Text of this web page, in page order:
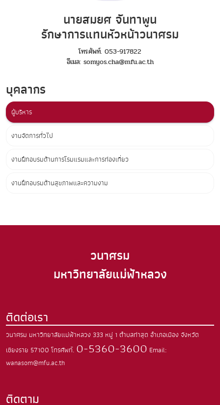
นายสมยศ จันทาพูน
รักษาการแทนหัวหน้าวนาศรม
โทรศัพท์. 053-917822
อีเมล: somyos.cha@mfu.ac.th
บุคลากร
ผู้บริหาร
งานจัดการทั่วไป
งานฝึกอบรมด้านการโรมแรมและการท่องเที่ยว
งานฝึกอบรมด้านสุขภาพและความงาม
วนาศรม
มหาวิทยาลัยแม่ฟ้าหลวง
ติดต่อเรา
วนาศรม มหาวิทยาลัยแม่ฟ้าหลวง 333 หมู่ 1 ตำบลท่าสุด อำเภอเมือง จังหวัด
เชียงราย 57100 โทรศัพท์. 0-5360-3600 Email:
wanasom@mfu.ac.th
ติดตาม